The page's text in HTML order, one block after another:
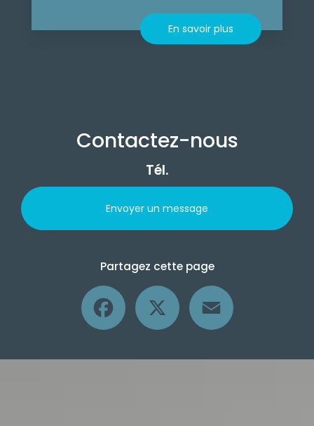
En savoir plus
Contactez-nous
Tél.
Envoyer un message
Partagez cette page
Facebook